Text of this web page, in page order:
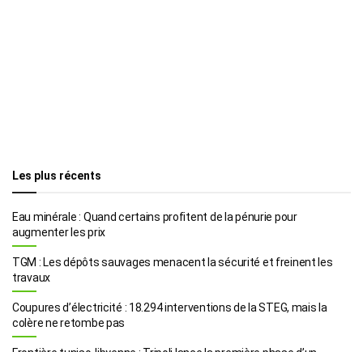
Les plus récents
Eau minérale : Quand certains profitent de la pénurie pour
augmenter les prix
TGM : Les dépôts sauvages menacent la sécurité et freinent les
travaux
Coupures d’électricité : 18.294 interventions de la STEG, mais la
colère ne retombe pas